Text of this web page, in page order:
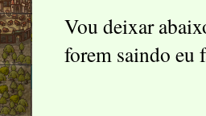
Vou deixar
forem saindo eu